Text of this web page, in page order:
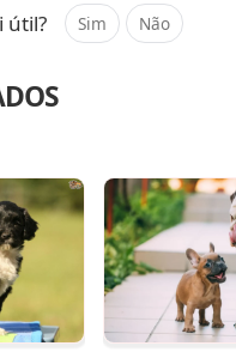
útil? Sim Não